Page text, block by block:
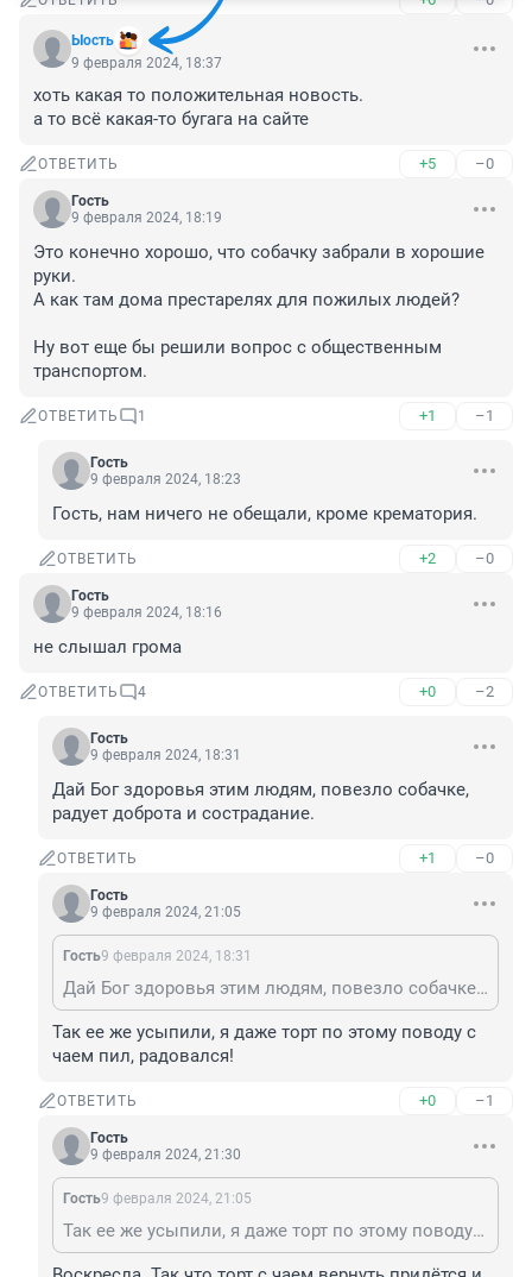
Ыость
9 февраля 2024, 18:37
хоть какая то положительная новость.
а то всё какая-то бугага на сайте
ОТВЕТИТЬ +5 –0
Гость
9 февраля 2024, 18:19
Это конечно хорошо, что собачку забрали в хорошие
руки.
А как там дома престарелях для пожилых людей?
Ну вот еще бы решили вопрос с общественным
транспортом.
ОТВЕТИТЬ 1 +1 –1
Гость
9 февраля 2024, 18:23
Гость, нам ничего не обещали, кроме крематория.
ОТВЕТИТЬ +2 –0
Гость
9 февраля 2024, 18:16
не слышал грома
ОТВЕТИТЬ 4 +0 –2
Гость
9 февраля 2024, 18:31
Дай Бог здоровья этим людям, повезло собачке,
радует доброта и сострадание.
ОТВЕТИТЬ +1 –0
Гость
9 февраля 2024, 21:05
Гость9 февраля 2024, 18:31
Дай Бог здоровья этим людям, повезло собачке, радует доброта и сострадание.
Так ее же усыпили, я даже торт по этому поводу с
чаем пил, радовался!
ОТВЕТИТЬ +0 –1
Гость
9 февраля 2024, 21:30
Гость9 февраля 2024, 21:05
Так ее же усыпили, я даже торт по этому поводу с чаем пил, радовался!